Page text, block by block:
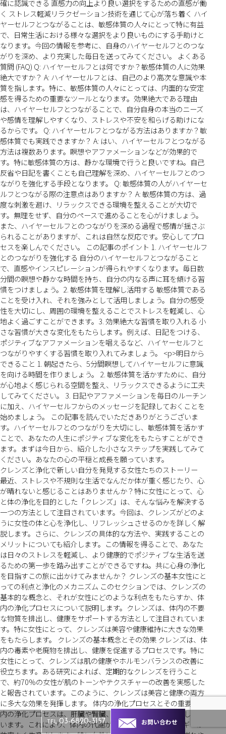
TEL03-6820-3157 お問い合わせ
確に認識できる 直感力の向上より良い選択をするための直感が働
く ストレス軽減リラクゼーション技術を通じて心が落ち着く ハイ
ヤーセルフとつながることは、敏感体質の人々にとって特に有益
で、日常生活における様々な選択をより良いものにする手助けと
なります。今回の情報を参考に、自身のハイヤーセルフとのつな
がりを深め、より充実した毎日を送ってみてください。 よくある
質問 (FAQ) Q: ハイヤーセルフとは何ですか？敏感体質の人に効果
絶大ですか？ A: ハイヤーセルフとは、自己のより高次な意識や本
質を指します。特に、敏感体質の人々にとっては、内面的な安定
感を得るための重要なツールとなります。効果絶大である理由
は、ハイヤーセルフとつながることで、自分自身の本当のニーズ
や感情を理解しやすくなり、ストレスや不安を和らげる助けにな
るからです。 Q: ハイヤーセルフとつながる方法はありますか？敏
感体質でも実践できますか？ A: はい、ハイヤーセルフとつながる
方法は複数あります。瞑想やアファメーションなどが効果的で
す。特に敏感体質の方は、静かな環境で行うと良いですね。自己
反省や日記を書くことも自己理解を深め、ハイヤーセルフとのつ
ながりを強化する手段となります。 Q: 敏感体質の人がハイヤーセ
ルフとつながる際の注意点はありますか？ A: 敏感体質の方は、過
度な刺激を避け、リラックスできる環境を整えることが大切で
す。無理をせず、自分のペースで進めることを心がけましょう。
また、ハイヤーセルフとのつながりを深める過程で感情が揺さぶ
られることがありますが、これは自然な反応です。安心してプロ
セスを楽しんでください。 この記事のポイント 1. ハイヤーセルフ
とのつながりを強化する 自分のハイヤーセルフとつながること
で、直感やインスピレーションが得られやすくなります。毎日数
分間の瞑想や静かな時間を持ち、自分の内なる声に耳を傾ける習
慣をつけましょう。2. 敏感体質を理解し活用する 敏感体質である
ことを受け入れ、それを強みとして活用しましょう。自分の感受
性を大切にし、周囲の環境を整えることでストレスを軽減し、心
地よく過ごすことができます。3. 効果絶大な習慣を取り入れる 小
さな習慣が大きな変化をもたらします。例えば、日記をつける、
ポジティブなアファメーションを唱えるなど、ハイヤーセルフと
つながりやすくする習慣を取り入れてみましょう。 <p>明日から
できること 1. 朝起きたら、5分間瞑想してハイヤーセルフに意識
を向ける時間を作りましょう。 2. 敏感体質を活かすために、自分
が心地よく感じられる空間を整え、リラックスできるように工夫
してみてください。 3. 日記やアファメーションを毎日のルーチン
に加え、ハイヤーセルフからのメッセージを記録しておくことを
始めましょう。 この記事を読んでいただきありがとうございま
す。ハイヤーセルフとのつながりを大切にし、敏感体質を活かす
ことで、あなたの人生にポジティブな変化をもたらすことができ
ます。まずは今日から、紹介した小さなステップを実践してみて
ください。あなたの心の平穏と成長を願っています。
クレンズと浄化で新しい自分を発見する女性たちのストーリー
最近、ストレスや不規則な生活でなんだか体が重く感じたり、心
が晴れないと感じることはありませんか？特に女性にとって、心
と体の浄化を目的とした「クレンズ」は、そんな悩みを解決する
一つの方法として注目されています。今回は、クレンズがどのよ
うに女性の体と心を浄化し、リフレッシュさせるのかを詳しく解
説します。さらに、クレンズの具体的な方法や、実践することの
メリットについても紹介します。この情報を得ることで、あなた
は日々のストレスを軽減し、より健康的でポジティブな生活を送
るための第一歩を踏み出すことができるですね。共に心身の浄化
を目指すこの旅に出かけてみませんか？ クレンズの基本女性にと
っての利点と浄化のメカニズム このセクションでは、クレンズの
基本的な概念と、それが女性にどのような利点をもたらすか、体
内の浄化プロセスについて説明します。クレンズは、体内の不要
な物質を排出し、健康をサポートする方法として注目されていま
す。特に女性にとって、クレンズは美容や健康維持に大きな効果
をもたらします。 クレンズの基本概念とその効果 クレンズは、体
内の毒素や老廃物を排出し、健康を促進するプロセスです。特に
女性にとって、クレンズは肌の健康やホルモンバランスの改善に
役立ちます。ある研究によれば、定期的なクレンズを行うこと
で、約70%の女性が肌のトーンやテクスチャーの改善を実感した
と報告されています。このように、クレンズは美容と健康の両方
に多大な効果を発揮します。 体内の浄化プロセスとその重要性 体
内の浄化プロセスは、肝臓や腎臓、皮膚などの器官が協力して行
います。これにより、体内の代謝が正常に機能し、エネルギーが